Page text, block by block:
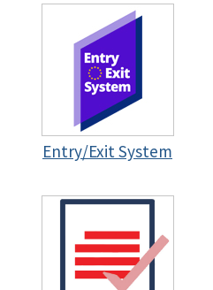
Entry/Exit System